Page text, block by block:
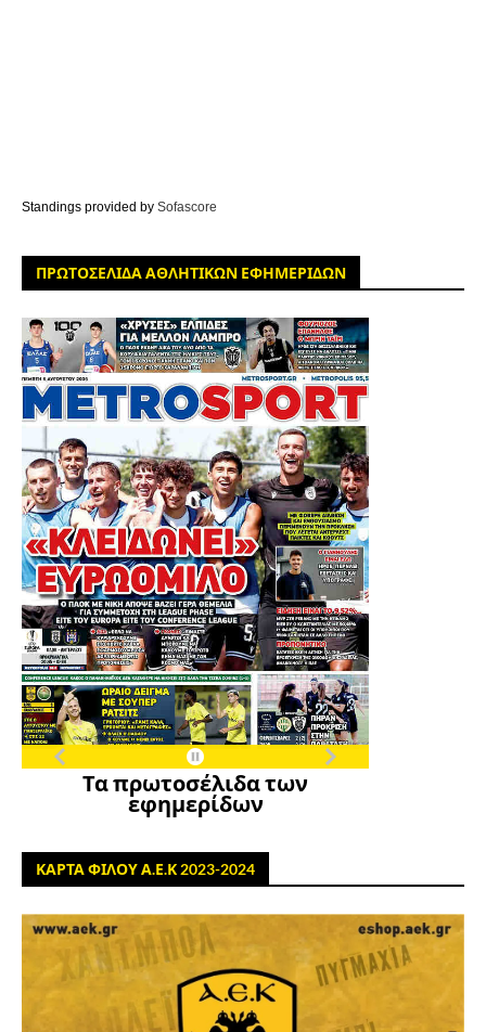
Standings provided by Sofascore
ΠΡΩΤΟΣΕΛΙΔΑ ΑΘΛΗΤΙΚΩΝ ΕΦΗΜΕΡΙΔΩΝ
Τα πρωτοσέλιδα των
εφημερίδων
ΚΑΡΤΑ ΦΙΛΟΥ Α.Ε.Κ 2023-2024